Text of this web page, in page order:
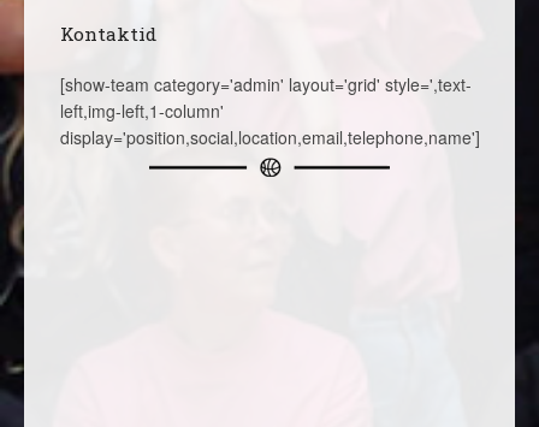
Kontaktid
[show-team category='admin' layout='grid' style=',text-
left,img-left,1-column'
display='position,social,location,email,telephone,name']